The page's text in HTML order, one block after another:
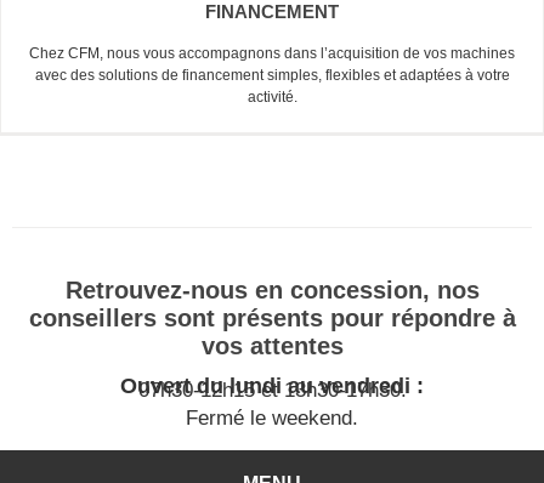
FINANCEMENT
Chez CFM, nous vous accompagnons dans l’acquisition de vos machines
avec des solutions de financement simples, flexibles et adaptées à votre
activité.
Retrouvez-nous en concession, nos
conseillers sont présents pour répondre à
vos attentes
Ouvert du lundi au vendredi :
07h30-12h15 et 13h30-17h30.
Fermé le weekend.